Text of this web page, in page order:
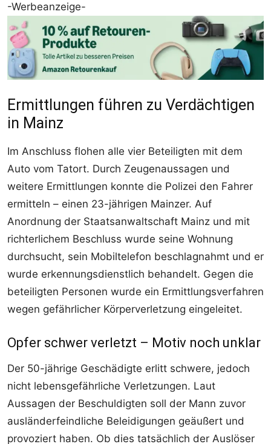
-Werbeanzeige-
Ermittlungen führen zu Verdächtigen
in Mainz
Im Anschluss flohen alle vier Beteiligten mit dem
Auto vom Tatort. Durch Zeugenaussagen und
weitere Ermittlungen konnte die Polizei den Fahrer
ermitteln – einen 23-jährigen Mainzer. Auf
Anordnung der Staatsanwaltschaft Mainz und mit
richterlichem Beschluss wurde seine Wohnung
durchsucht, sein Mobiltelefon beschlagnahmt und er
wurde erkennungsdienstlich behandelt. Gegen die
beteiligten Personen wurde ein Ermittlungsverfahren
wegen gefährlicher Körperverletzung eingeleitet.
Opfer schwer verletzt – Motiv noch unklar
Der 50-jährige Geschädigte erlitt schwere, jedoch
nicht lebensgefährliche Verletzungen. Laut
Aussagen der Beschuldigten soll der Mann zuvor
ausländerfeindliche Beleidigungen geäußert und
provoziert haben. Ob dies tatsächlich der Auslöser